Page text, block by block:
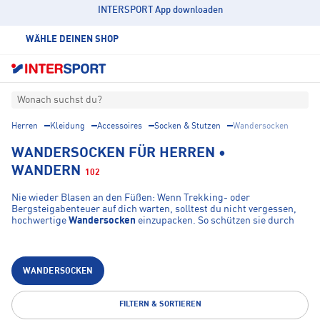
INTERSPORT App downloaden
WÄHLE DEINEN SHOP
Wonach suchst du?
Herren Kleidung Accessoires Socken & Stutzen Wandersocken
WANDERSOCKEN FÜR HERREN •
WANDERN
102
Nie wieder Blasen an den Füßen: Wenn Trekking- oder
Bergsteigabenteuer auf dich warten, solltest du nicht vergessen,
hochwertige Wandersocken einzupacken. So schützen sie durch
Genau so wichtig sind natürlich atmungsaktive und
feuchtigkeitsableitende Eigenschaften bei Wandersocken – damit
deine Füße immer kühl und trocken bleiben. So sorgen offenporig
gestrickte Meshzonen für eine angenehme Kühlung, während
Kanäle aus Funktionsfasern in der Sohle einen optimalen
Feuchtigkeitstransport bieten. Je nachdem was du für Wander-,
WANDERSOCKEN
FILTERN & SORTIEREN